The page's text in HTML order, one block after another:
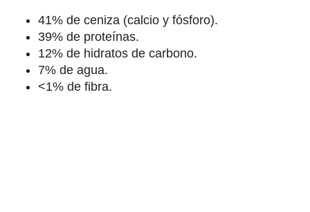
41% de ceniza (calcio y fósforo).
39% de proteínas.
12% de hidratos de carbono.
7% de agua.
<1% de fibra.